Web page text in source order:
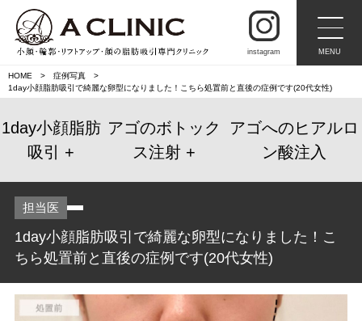
instagram MENU
HOME
症例写真
1day小顔脂肪吸引で綺麗な卵型になりました！こちら処置前と直後の症例です(20代女性)
1day小顔脂肪
吸引
アゴのボトック
ス注射
アゴへのヒアルロ
ン酸注入
担当医
1day小顔脂肪吸引で綺麗な卵型になりました！こ
ちら処置前と直後の症例です(20代女性)